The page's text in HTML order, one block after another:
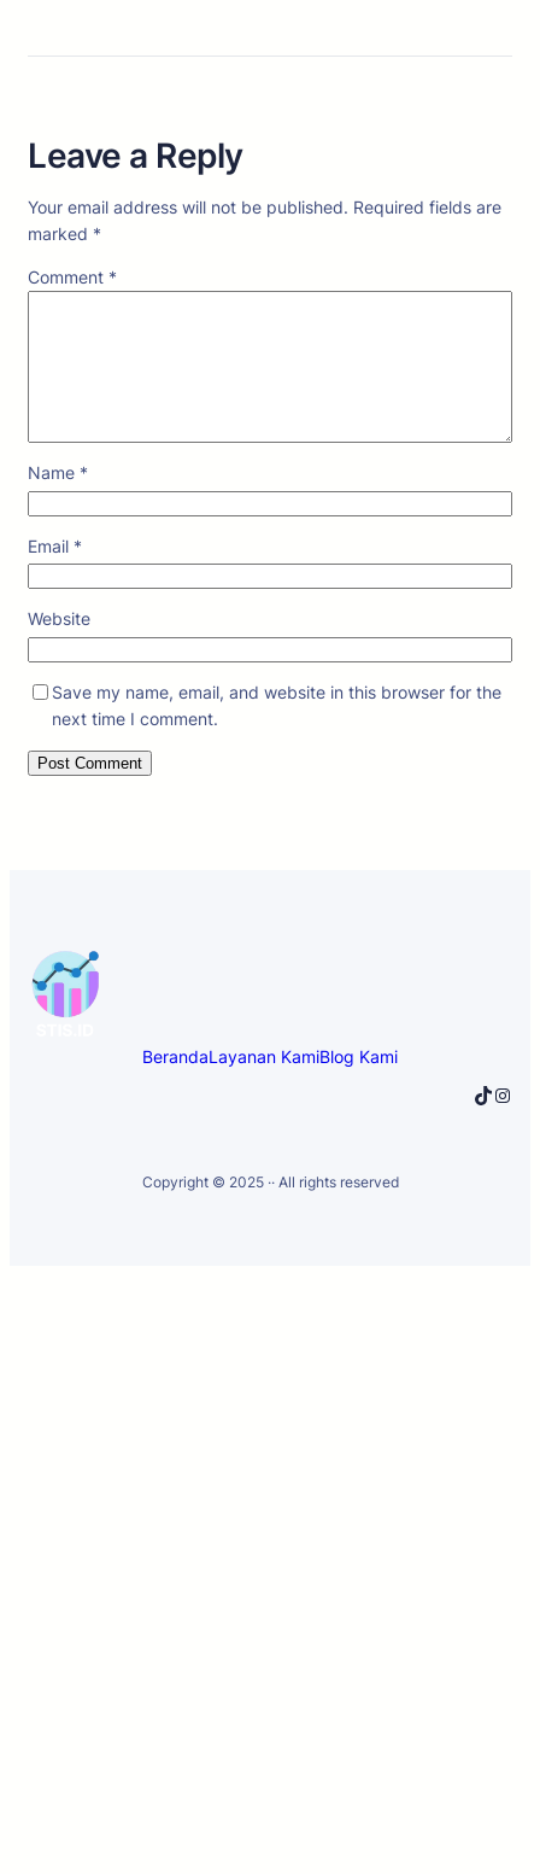
Leave a Reply
Your email address will not be published. Required fields are
marked *
Comment *
Name *
Email *
Website
Save my name, email, and website in this browser for the
next time I comment.
BerandaLayanan KamiBlog Kami
TikTok Instagram
Copyright © 2025 ·· All rights reserved